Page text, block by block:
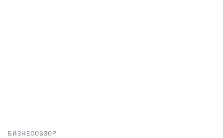
БИЗНЕСОБЗОР